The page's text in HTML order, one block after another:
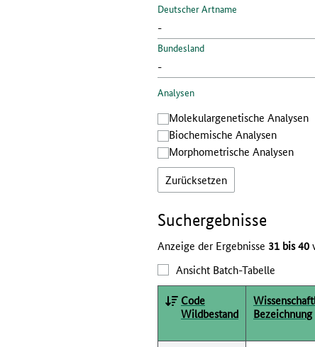
Deutscher Artname
Bundesland
Analysen
Molekular­genetische Analysen
Bio­chemische Analysen
Morphometrische Analysen
Zurücksetzen
Such­ergebnisse
Anzeige der Ergebnisse 31 bis 40
Ansicht Batch-Tabelle
Code
Wildbestand
Bezeichnung